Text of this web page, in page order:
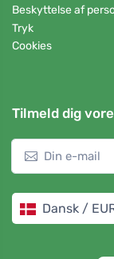
Beskyttelse af
Tryk
Cookies
Tilmeld dig
Dansk /